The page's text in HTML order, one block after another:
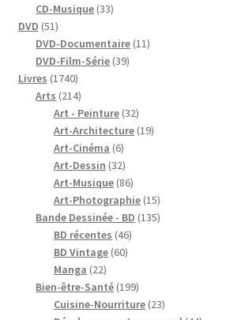
CD-Musique 3333
DVD 5151
produits
DVD-Documentaire 1111
DVD-Film-Série 3939
Livres 17401740
produits
Arts 214214
produits
Art - Peinture 3232
produits
Art-Architecture 1919
Art-Cinéma 66
produits
Art-Dessin 3232
produits
Art-Musique 8686
produits
Art-Photographie 1515
produits
Bande Dessinée - BD 135135
BD récentes 4646
BD Vintage 6060
Manga 2222
produits
Bien-être-Santé 199199
produits
Cuisine-Nourriture 2323